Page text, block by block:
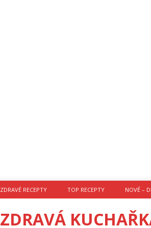
ZDRAVÉ RECEPTY TOP RECEPTY NOVÉ –
ZDRAVÁ